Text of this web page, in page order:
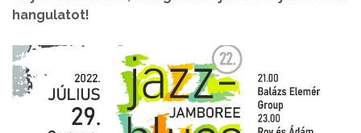
hangulatot!